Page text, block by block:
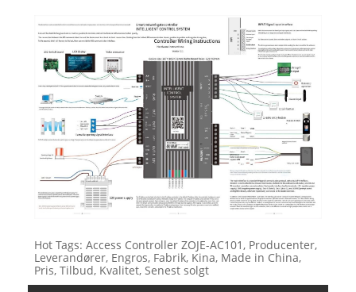
Hot Tags: Access Controller ZOJE-AC101, Producenter,
Leverandører, Engros, Fabrik, Kina, Made in China,
Pris, Tilbud, Kvalitet, Senest solgt